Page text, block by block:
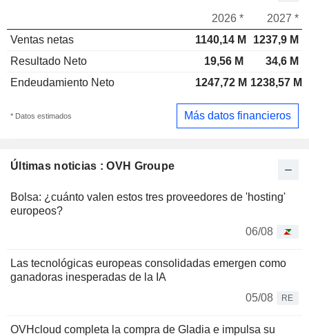
Últimas noticias : OVH Groupe
Bolsa: ¿cuánto valen estos tres proveedores de 'hosting'
europeos?
06/08
Las tecnológicas europeas consolidadas emergen como
ganadoras inesperadas de la IA
05/08
RE
OVHcloud completa la compra de Gladia e impulsa su
2026 *
2027 *
Ventas netas
1140,14 M
1237,9 M
Resultado Neto
19,56 M
34,6 M
Endeudamiento Neto
1247,72 M 1238,57 M
* Datos estimados Más datos financieros